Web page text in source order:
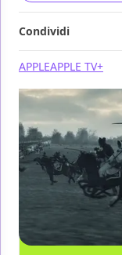
Condividi
APPLEAPPLE TV+